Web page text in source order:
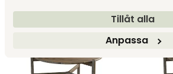
Tillåt alla
Anpassa